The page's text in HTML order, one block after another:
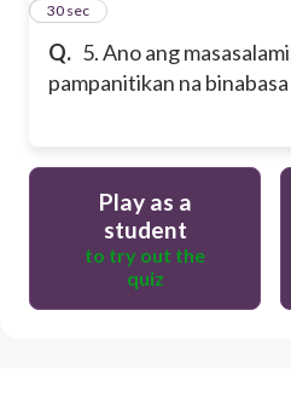
Q. 5. Ano ang
pampanitikan na
5
30 sec
Play as a
student
to try out the
quiz